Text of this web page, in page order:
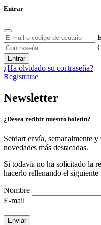
Entrar
Entrar
¿Ha olvidado su contraseña?
Registrarse
Newsletter
¿Desea recibir nuestro boletín?
Setdart envía, semanalmente
novedades más destacadas.
Si todavía no ha solicitado la
hacerlo rellenando el
Nombre
E-mail